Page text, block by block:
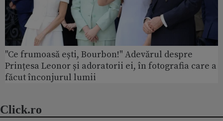
"Ce frumoasă ești, Bourbon!" Adevărul despre
Prințesa Leonor și adoratorii ei, în fotografia care a
făcut înconjurul lumii
Click.ro